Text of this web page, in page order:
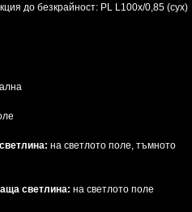
до безкрайност: PL L100x/0,85 (сух)
на светлото поле, тъмното
светлина: на светлото поле